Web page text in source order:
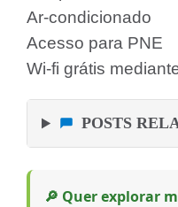
Ar-condicionado
Acesso para PNE
Wi-fi grátis
POSTS
🔎 Quer explorar